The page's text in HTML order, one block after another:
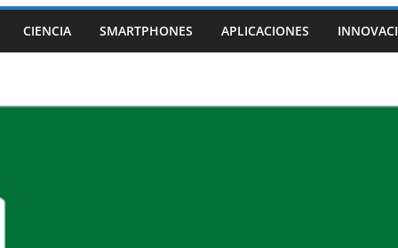
una app
una
CIENCIA SMARTPHONES APLICACIONES